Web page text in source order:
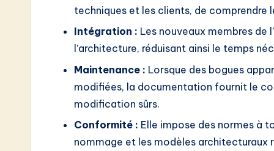
techniques et les clients, de
Intégration : Les nouveaux membres de
l’architecture, réduisant ainsi le temps
Maintenance : Lorsque des bogues
modifiées, la documentation fournit le
modification sûrs.
Conformité : Elle impose des normes à
nommage et les modèles architecturaux